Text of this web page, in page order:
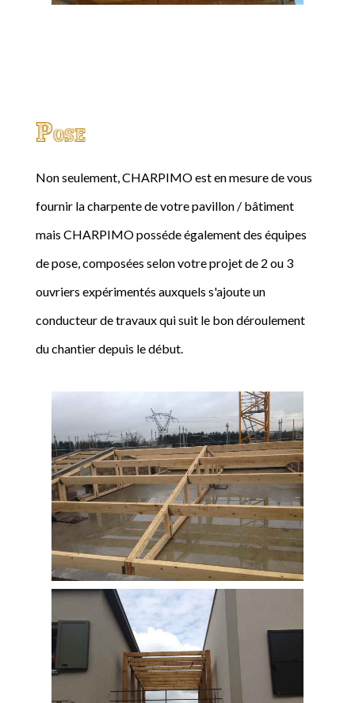
Pose
Non seulement, CHARPIMO est en mesure de vous
fournir la charpente de votre pavillon / bâtiment
mais CHARPIMO posséde également des équipes
de pose, composées selon votre projet de 2 ou 3
ouvriers expérimentés auxquels s'ajoute un
conducteur de travaux qui suit le bon déroulement
du chantier depuis le début.